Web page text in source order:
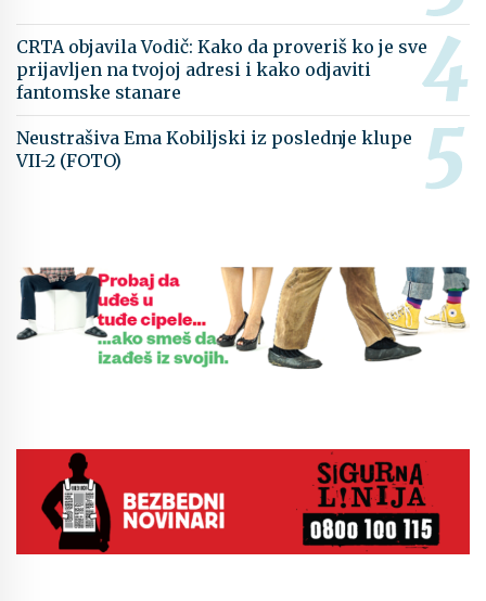
CRTA objavila Vodič: Kako da proveriš ko je sve
prijavljen na tvojoj adresi i kako odjaviti
fantomske stanare
Neustrašiva Ema Kobiljski iz poslednje klupe
VII-2 (FOTO)